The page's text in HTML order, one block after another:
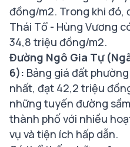
đồng/m2. Trong khi đó,
Thái Tổ - Hùng Vương
34,8 triệu đồng/m2.
Đường Ngô Gia Tự
6): Bảng giá đất
nhất, đạt 42,2 triệu
những tuyến đường
thành phố với nhiều
vụ và tiện ích hấp dẫn.